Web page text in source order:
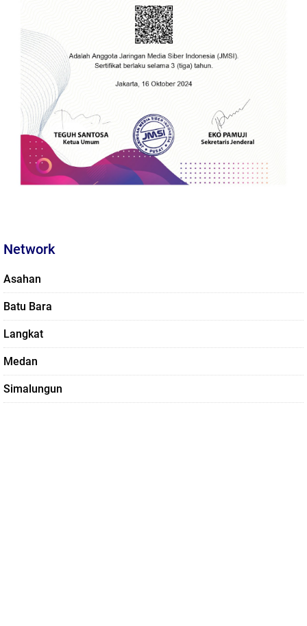
Network
Asahan
Batu Bara
Langkat
Medan
Simalungun